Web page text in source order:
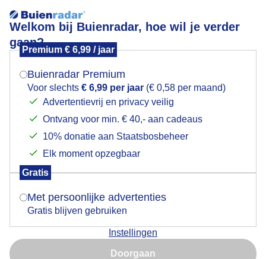
Welkom bij Buienradar, hoe wil je verder
gaan?
Premium € 6,99 / jaar
Buienradar Premium
Voor slechts € 6,99 per jaar (€ 0,58 per maand)
Advertentievrij en privacy veilig
Ontvang voor min. € 40,- aan cadeaus
10% donatie aan Staatsbosbeheer
Elk moment opzegbaar
Gratis
Met persoonlijke advertenties
Gratis blijven gebruiken
Instellingen
Doorgaan
Stevige wind.
Door: Adri Joosse Gemaakt: 10-05-2026, 21x bekeken
Mogen we je locatie gebruiken voor het
Indien je hier nog geen akkoord op hebt gegeven,
verschijnt er zo een pop-up uit je browser waarin
Is goed, toon de popup
Nu niet, misschien later